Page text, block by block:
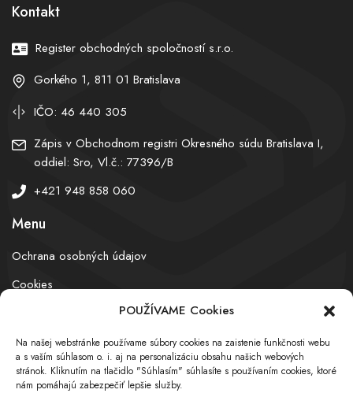
POUŽÍVAME Cookies
Na našej webstránke používame súbory cookies na zaistenie funkčnosti webu
a s vaším súhlasom o. i. aj na personalizáciu obsahu našich webových
stránok. Kliknutím na tlačidlo "Súhlasím" súhlasíte s používaním cookies, ktoré
nám pomáhajú zabezpečiť lepšie služby.
Kontakt
Register obchodných spoločností s.r.o.
Gorkého 1, 811 01 Bratislava
IČO: 46 440 305
Zápis v Obchodnom registri Okresného súdu Bratislava I,
oddiel: Sro, Vl.č.: 77396/B
+421 948 858 060
Menu
Ochrana osobných údajov
Cookies
© obchodnyregister.com – All rights reserved